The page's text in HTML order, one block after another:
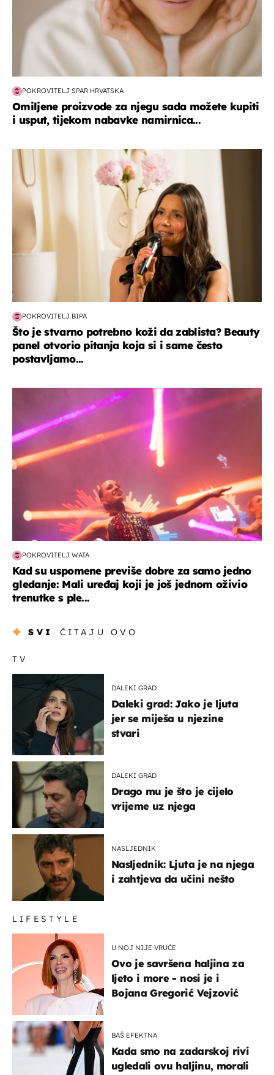
POKROVITELJ SPAR HRVATSKA
Omiljene proizvode za njegu sada možete kupiti
i usput, tijekom nabavke namirnica...
moda & ljepota
POKROVITELJ BIPA
Što je stvarno potrebno koži da zablista? Beauty
panel otvorio pitanja koja si i same često
postavljamo...
POKROVITELJ WATA
Kad su uspomene previše dobre za samo jedno
gledanje: Mali uređaj koji je još jednom oživio
trenutke s ple...
SVI ČITAJU OVO
TV
DALEKI GRAD
Daleki grad: Jako je ljuta
jer se miješa u njezine
stvari
DALEKI GRAD
Drago mu je što je cijelo
vrijeme uz njega
NASLJEDNIK
Nasljednik: Ljuta je na njega
i zahtjeva da učini nešto
LIFESTYLE
U NOJ NIJE VRUĆE
Ovo je savršena haljina za
ljeto i more - nosi je i
Bojana Gregorić Vejzović
BAŠ EFEKTNA
Kada smo na zadarskoj rivi
ugledali ovu haljinu, morali